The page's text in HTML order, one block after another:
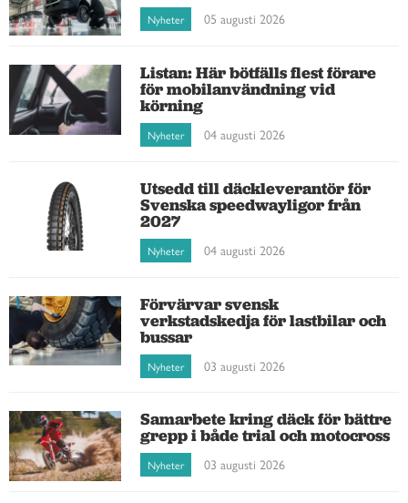
Nyheter 05 augusti 2026
Listan: Här bötfälls flest förare
för mobilanvändning vid
körning
Nyheter 04 augusti 2026
Utsedd till däckleverantör för
Svenska speedwayligor från
2027
Nyheter 04 augusti 2026
Förvärvar svensk
verkstadskedja för lastbilar och
bussar
Nyheter 03 augusti 2026
Samarbete kring däck för bättre
grepp i både trial och motocross
Nyheter 03 augusti 2026